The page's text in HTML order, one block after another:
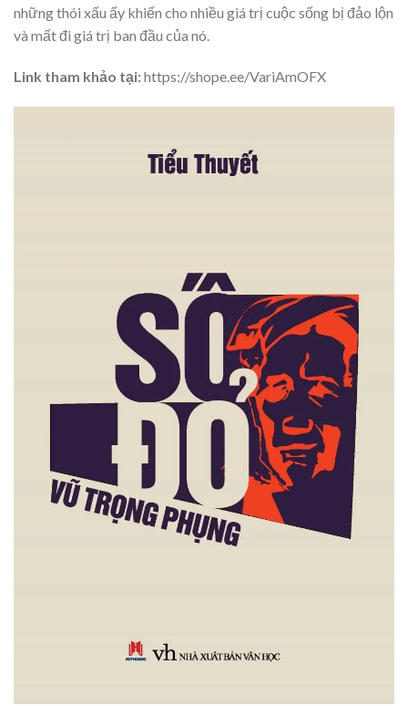
những thói xấu ấy khiến cho nhiều giá trị cuộc sống bị đảo lộn
và mất đi giá trị ban đầu của nó.
Link tham khảo tại:https://shope.ee/VariAmOFX